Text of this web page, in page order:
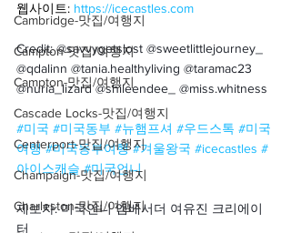
Cambridge-맛집/여행지
Campton-맛집/여행지
Campton-맛집/여행지
Cascade Locks-맛집/여행지
Centerport-맛집/여행지
Champaign-맛집/여행지
Charleston-맛집/여행지
웹사이트: https://icecastles.com
Credit: @savvygetslost @sweetlittlejourney_
@qdalinn @tania.healthyliving @taramac23
@nuria_lizard @shileendee_ @miss.whitness
#미국 #미국동부 #뉴햄프셔 #우드스톡 #미국
여행 #미국동부여행 #겨울왕국 #icecastles #
아이스캐슬 #미국언니
제보자: 미국언니 앰배서더 여유진 크리에이
터